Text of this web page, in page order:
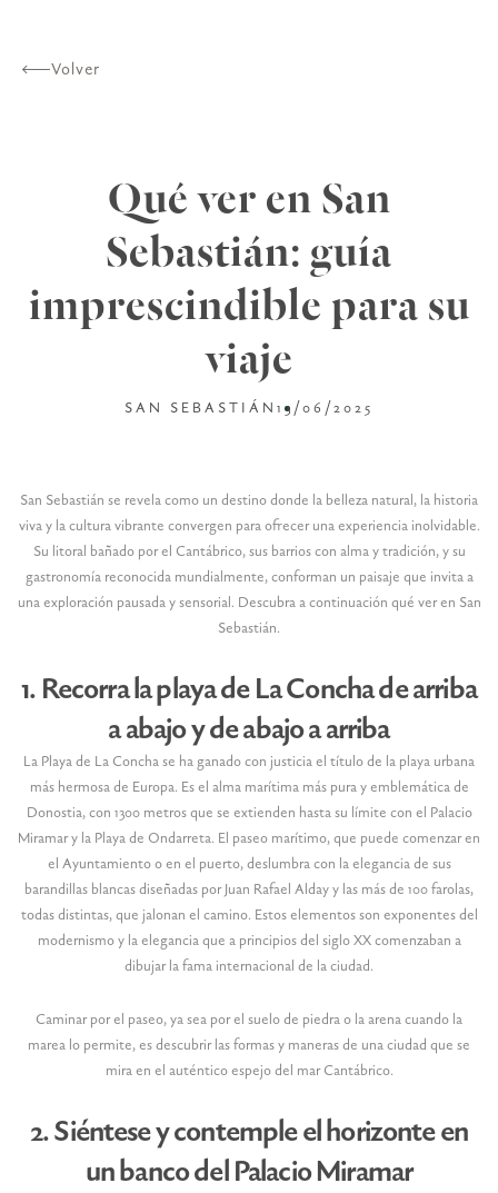
Volver
Qué ver en San
Sebastián: guía
imprescindible para su
viaje
SAN SEBASTIÁN 13/06/2025
San Sebastián se revela como un destino donde la belleza natural, la historia
viva y la cultura vibrante convergen para ofrecer una experiencia inolvidable.
Su litoral bañado por el Cantábrico, sus barrios con alma y tradición, y su
gastronomía reconocida mundialmente, conforman un paisaje que invita a
una exploración pausada y sensorial. Descubra a continuación qué ver en San
Sebastián.
1. Recorra la playa de La Concha de arriba
a abajo y de abajo a arriba
La Playa de La Concha se ha ganado con justicia el título de la playa urbana
más hermosa de Europa. Es el alma marítima más pura y emblemática de
Donostia, con 1300 metros que se extienden hasta su límite con el Palacio
Miramar y la Playa de Ondarreta. El paseo marítimo, que puede comenzar en
el Ayuntamiento o en el puerto, deslumbra con la elegancia de sus
barandillas blancas diseñadas por Juan Rafael Alday y las más de 100 farolas,
todas distintas, que jalonan el camino. Estos elementos son exponentes del
modernismo y la elegancia que a principios del siglo XX comenzaban a
dibujar la fama internacional de la ciudad.
Caminar por el paseo, ya sea por el suelo de piedra o la arena cuando la
marea lo permite, es descubrir las formas y maneras de una ciudad que se
mira en el auténtico espejo del mar Cantábrico.
2. Siéntese y contemple el horizonte en
un banco del Palacio Miramar